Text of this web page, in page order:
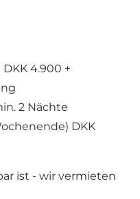
DKK 4.900 +
2 Nächte
DKK
ist - wir vermieten